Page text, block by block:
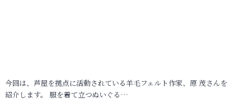
今回は、芦屋を拠点に活動されている羊毛フェルト作家、原 茂さん
紹介します。 服を着て立つぬいぐる…